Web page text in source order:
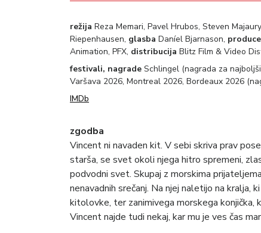
režija Reza Memari, Pavel Hrubos, Steven
Riepenhausen, glasba Daníel Bjarnason,
Animation, PFX, distribucija Blitz Film & Video
festivali, nagrade Schlingel (nagrada za
Varšava 2026, Montreal 2026, Bordeaux 2026
IMDb
zgodba
Vincent ni navaden kit. V sebi skriva prav
starša, se svet okoli njega hitro spremeni,
podvodni svet. Skupaj z morskima
nenavadnih srečanj. Na njej naletijo na
kitolovke, ter zanimivega morskega
Vincent najde tudi nekaj, kar mu je ves čas